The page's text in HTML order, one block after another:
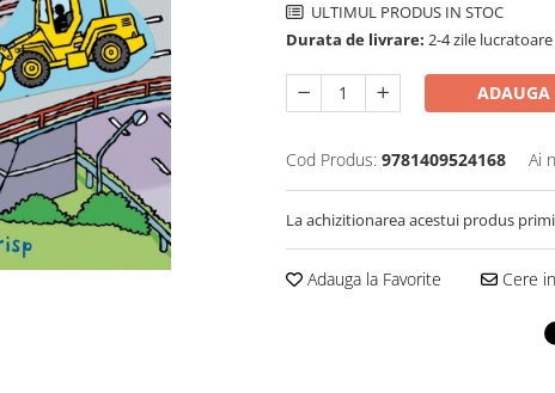
ULTIMUL PRODUS IN STOC
Durata de livrare: 2-4 zile lucratoare
ADAUGA
Cod Produs: 9781409524168 Ai
La achizitionarea acestui produs
Adauga la Favorite Cere